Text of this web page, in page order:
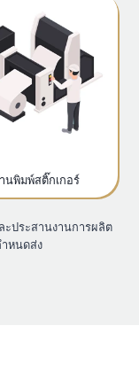
นพิมพ์สติ๊กเกอร์
ะประสานงานการผลิต
ำหนดส่ง